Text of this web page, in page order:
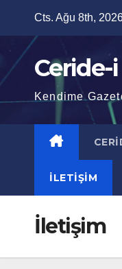
content
Cts. Ağu 8th,
Ceride-
Kendime
İLETIŞIM
İletişim